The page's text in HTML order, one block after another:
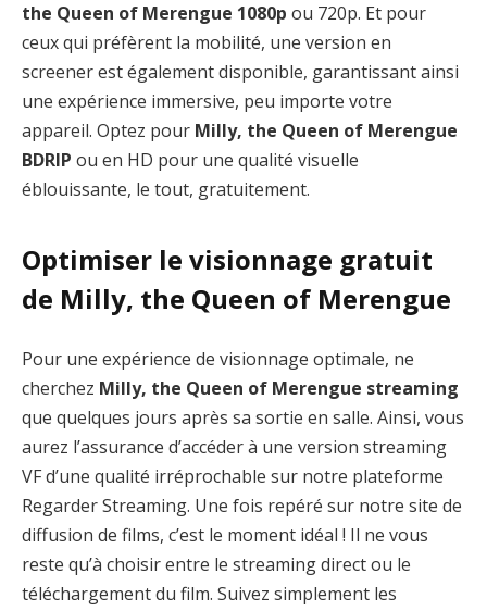
the Queen of Merengue 1080p ou 720p. Et pour
ceux qui préfèrent la mobilité, une version en
screener est également disponible, garantissant ainsi
une expérience immersive, peu importe votre
appareil. Optez pour Milly, the Queen of Merengue
BDRIP ou en HD pour une qualité visuelle
éblouissante, le tout, gratuitement.
Optimiser le visionnage gratuit
de Milly, the Queen of Merengue
Pour une expérience de visionnage optimale, ne
cherchez Milly, the Queen of Merengue streaming
que quelques jours après sa sortie en salle. Ainsi, vous
aurez l’assurance d’accéder à une version streaming
VF d’une qualité irréprochable sur notre plateforme
Regarder Streaming. Une fois repéré sur notre site de
diffusion de films, c’est le moment idéal ! Il ne vous
reste qu’à choisir entre le streaming direct ou le
téléchargement du film. Suivez simplement les